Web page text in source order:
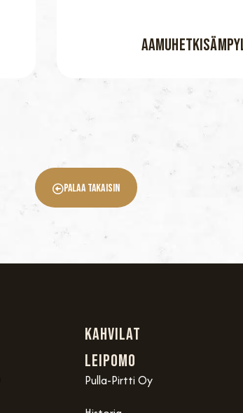
Palaa Takaisin
Kahvilat
Leipomo
Pulla-Pirtti Oy